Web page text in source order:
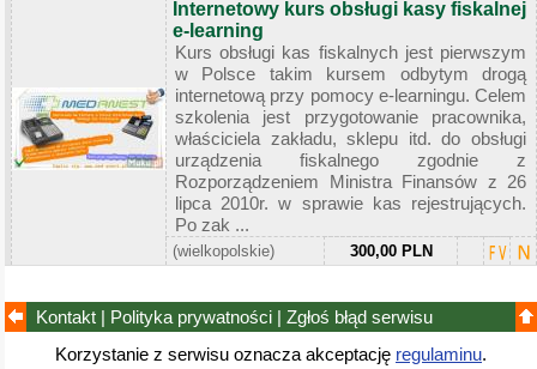
Internetowy kurs obsługi kasy fiskalnej
e-learning
Kurs obsługi kas fiskalnych jest pierwszym
w Polsce takim kursem odbytym drogą
internetową przy pomocy e-learningu. Celem
szkolenia jest przygotowanie pracownika,
właściciela zakładu, sklepu itd. do obsługi
urządzenia fiskalnego zgodnie z
Rozporządzeniem Ministra Finansów z 26
lipca 2010r. w sprawie kas rejestrujących.
Po zak ...
(wielkopolskie) 300,00 PLN
Kontakt | Polityka prywatności | Zgłoś błąd serwisu
Korzystanie z serwisu oznacza akceptację regulaminu.